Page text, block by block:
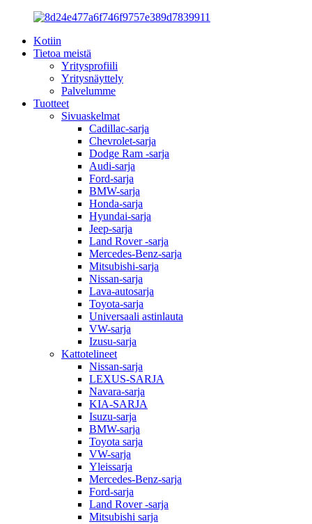
Kotiin
Tietoa meistä
Yritysprofiili
Yritysnäyttely
Palvelumme
Tuotteet
Sivuaskelmat
Cadillac-sarja
Chevrolet-sarja
Dodge Ram -sarja
Audi-sarja
Ford-sarja
BMW-sarja
Honda-sarja
Hyundai-sarja
Jeep-sarja
Land Rover -sarja
Mercedes-Benz-sarja
Mitsubishi-sarja
Nissan-sarja
Lava-autosarja
Toyota-sarja
Universaali astinlauta
VW-sarja
Izusu-sarja
Kattotelineet
Nissan-sarja
LEXUS-SARJA
Navara-sarja
KIA-SARJA
Isuzu-sarja
BMW-sarja
Toyota sarja
VW-sarja
Yleissarja
Mercedes-Benz-sarja
Ford-sarja
Land Rover -sarja
Mitsubishi sarja